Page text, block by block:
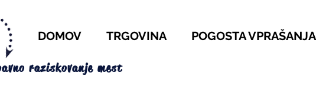
DOMOV TRGOVINA POGOSTA VPRAŠANJA
raziskovanje mest